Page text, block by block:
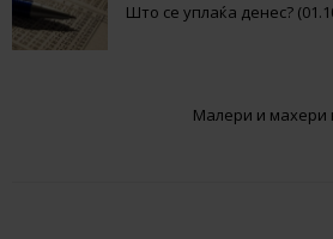
Што се уплаќа денес?
Малери и махери